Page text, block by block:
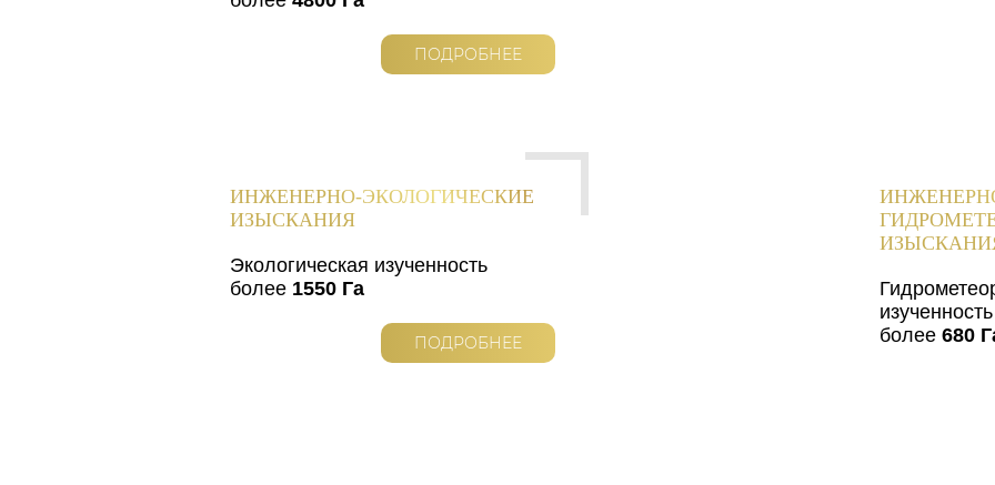
ПОДРОБНЕЕ
ИНЖЕНЕРНО-ЭКОЛОГИЧЕСКИЕ
ИЗЫСКАНИЯ
Экологическая изученность
более 1550 Га
ПОДРОБНЕЕ
изученность
более 680